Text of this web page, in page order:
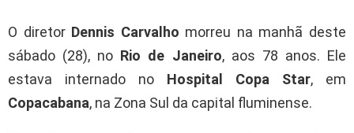
O diretor Dennis Carvalho morreu na manhã deste
sábado (28), no Rio de Janeiro, aos 78 anos. Ele
estava internado no Hospital Copa Star, em
Copacabana, na Zona Sul da capital fluminense.